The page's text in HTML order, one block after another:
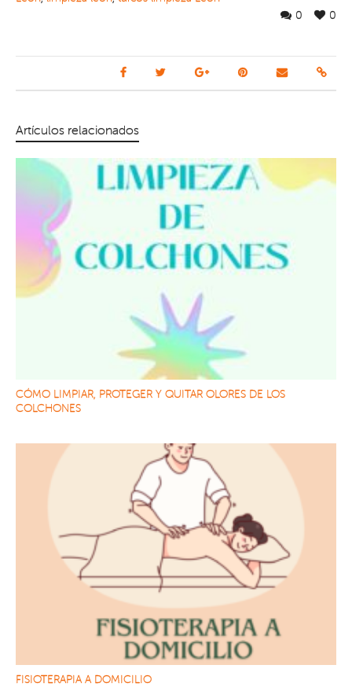
0
0
Artículos relacionados
CÓMO LIMPIAR, PROTEGER Y QUITAR OLORES DE LOS
COLCHONES
FISIOTERAPIA A DOMICILIO